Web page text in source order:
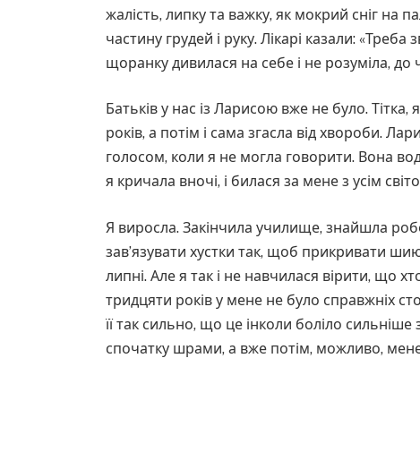
жалість, липку та важку, як мокрий сніг
частину грудей і руку. Лікарі казали:
щоранку дивилася на себе і не розуміла,
Батьків у нас із Ларисою вже не було.
років, а потім і сама згасла від хвороби.
голосом, коли я не могла говорити. Вона
я кричала вночі, і билася за мене з усім
Я виросла. Закінчила училище, знайшла
зав’язувати хустки так, щоб прикривати
липні. Але я так і не навчилася вірити, що
тридцяти років у мене не було справжніх
її так сильно, що це інколи боліло
спочатку шрами, а вже потім, можливо,